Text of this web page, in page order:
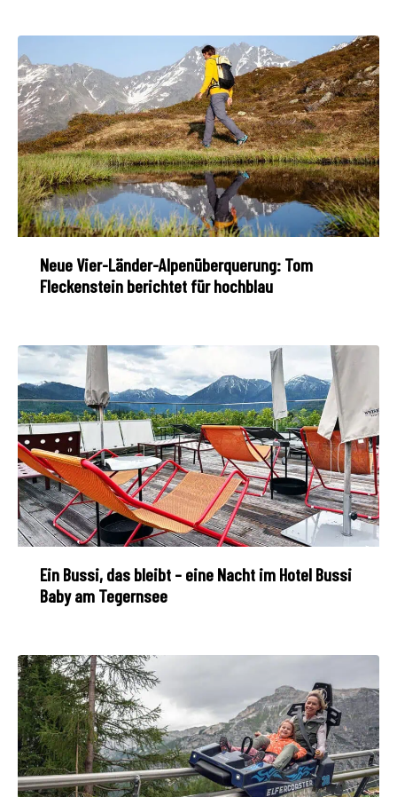
Neue Vier-Länder-Alpenüberquerung: Tom
Fleckenstein berichtet für hochblau
Ein Bussi, das bleibt – eine Nacht im Hotel Bussi
Baby am Tegernsee